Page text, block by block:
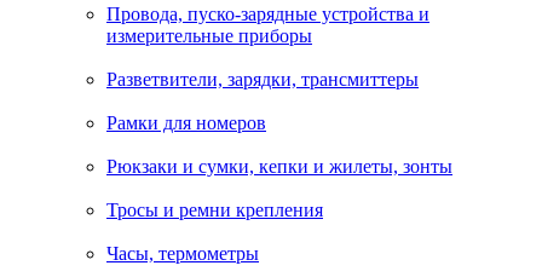
Провода, пуско-зарядные устройства и
измерительные приборы
Разветвители, зарядки, трансмиттеры
Рамки для номеров
Рюкзаки и сумки, кепки и жилеты, зонты
Тросы и ремни крепления
Часы, термометры